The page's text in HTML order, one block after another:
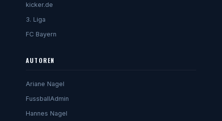
kicker.de
3. Liga
FC Bayern
AUTOREN
Ariane Nagel
FussballAdmin
Hannes Nagel